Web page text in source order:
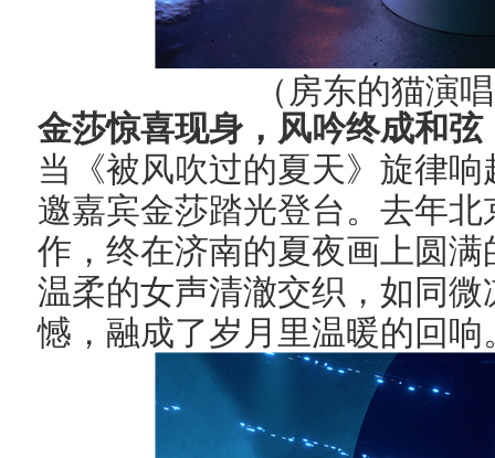
（房东的猫演
金莎惊喜现身，风吟终成和
当《被风吹过的夏天》旋律
邀嘉宾金莎踏光登台。去年
作，终在济南的夏夜画上圆
温柔的女声清澈交织，如同
憾，融成了岁月里温暖的回响